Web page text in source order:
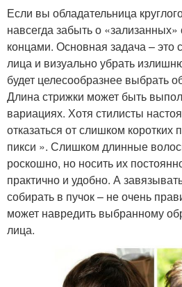
Если вы обладательница
навсегда забыть о
концами. Основная задача – это
лица и визуально убрать
будет целесообразнее выбрать
Длина стрижки может быть
вариациях. Хотя стилисты
отказаться от слишком коротких
пикси ». Слишком длинные
роскошно, но носить их
практично и удобно. А
собирать в пучок – не очень
может навредить выбранному
лица.